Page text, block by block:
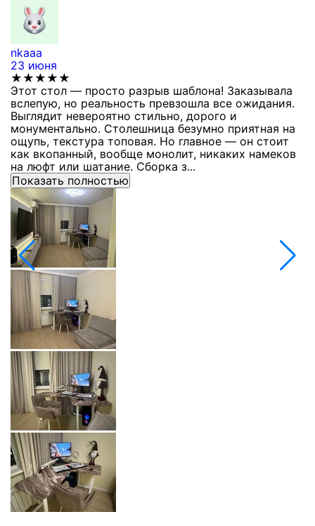
nkaaa
23 июня
★★★★★
Этот стол — просто разрыв шаблона! Заказывала
вслепую, но реальность превзошла все ожидания.
Выглядит невероятно стильно, дорого и
монументально. Столешница безумно приятная на
ощупь, текстура топовая. Но главное — он стоит
как вкопанный, вообще монолит, никаких намеков
на люфт или шатание. Сборка з...
Показать полностью